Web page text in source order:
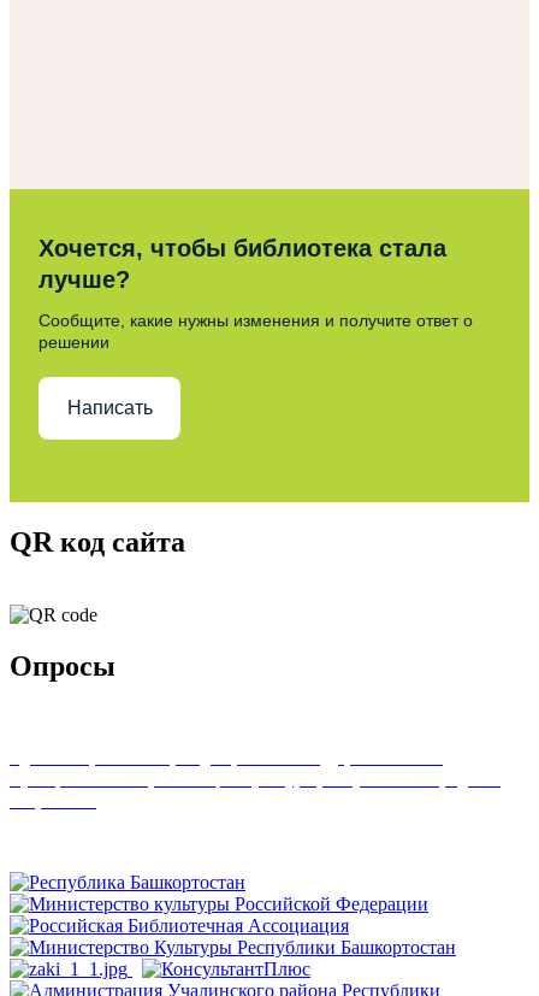
Хочется, чтобы библиотека стала
лучше?
Сообщите, какие нужны изменения и получите ответ о
решении
Написать
QR код сайта
Опросы